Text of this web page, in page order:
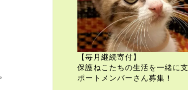
【毎月継続寄付】
保護ねこたちの生活を一緒に
ポートメンバーさん募集！